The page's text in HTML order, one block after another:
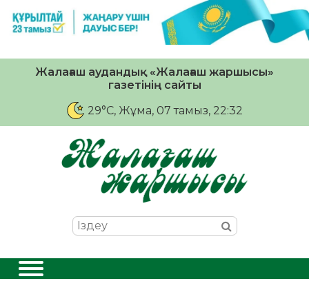
Жалағаш аудандық «Жалағаш жаршысы»
газетінің сайты
29°C, Жұма, 07 тамыз, 22:32